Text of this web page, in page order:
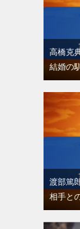
高橋克
結婚の
渡部篤
相手と